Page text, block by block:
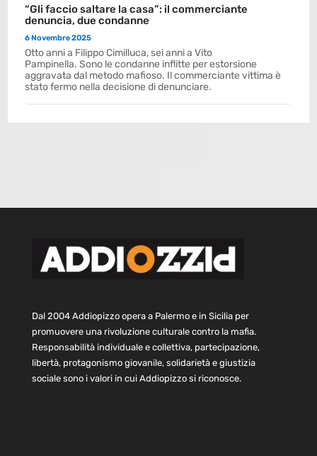
“Gli faccio saltare la casa”: il commerciante
denuncia, due condanne
6 Novembre 2025
Otto anni a Filippo Cimilluca, sei anni a Vito
Pampinella. Sono le condanne inflitte per estorsione
aggravata dal metodo mafioso. Il commerciante vittima è
stato fermo nella decisione di denunciare.
Dal 2004 Addiopizzo opera a Palermo e in Sicilia per
promuovere una rivoluzione culturale contro la mafia.
Responsabilità individuale e collettiva, partecipazione,
libertà, protagonismo giovanile, solidarietà e giustizia
sociale sono i valori in cui Addiopizzo si riconosce.